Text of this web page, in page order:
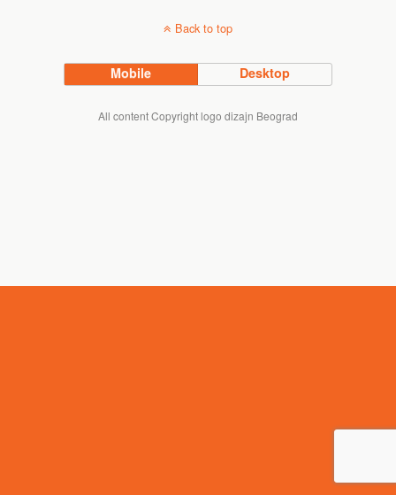
Back to top
Mobile Desktop
All content Copyright logo dizajn Beograd